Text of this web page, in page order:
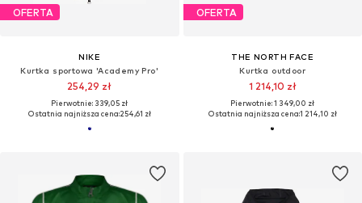
OFERTA
NIKE
Kurtka sportowa 'Academy Pro'
254,29 zł
Pierwotnie: 339,05 zł
Ostatnia najniższa cena:254,61 zł
OFERTA
THE NORTH FACE
Kurtka outdoor
1 214,10 zł
Pierwotnie: 1 349,00 zł
Ostatnia najniższa cena:1 214,10 zł